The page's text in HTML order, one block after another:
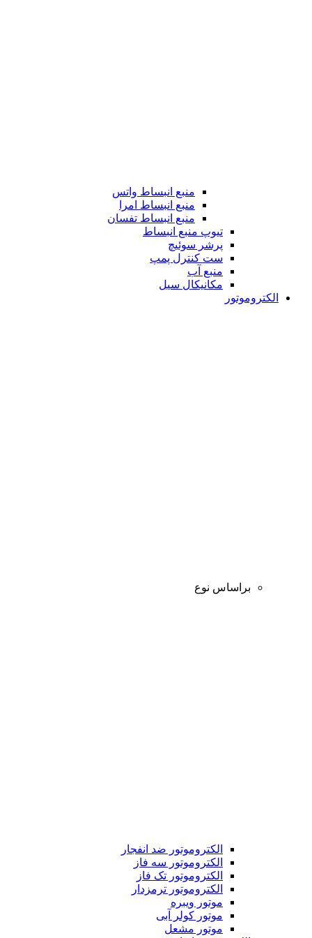
منبع انبساط واتس
منبع انبساط امرا
منبع انبساط تفسان
تیوپ منبع انبساط
پرشر سوئیچ
ست کنترل پمپ
منبع آب
مکانیکال سیل
الکتروموتور
براساس نوع
الکتروموتور ضد انفجار
الکتروموتور سه فاز
الکتروموتور تک فاز
الکتروموتور ترمزدار
موتور ویبره
موتور کولر آبی
موتور مشعل